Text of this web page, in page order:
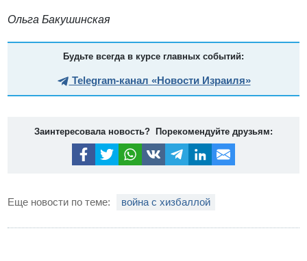
Ольга Бакушинская
Будьте всегда в курсе главных событий:
Telegram-канал «Новости Израиля»
Заинтересовала новость? Порекомендуйте друзьям:
Еще новости по теме: война с хизбаллой